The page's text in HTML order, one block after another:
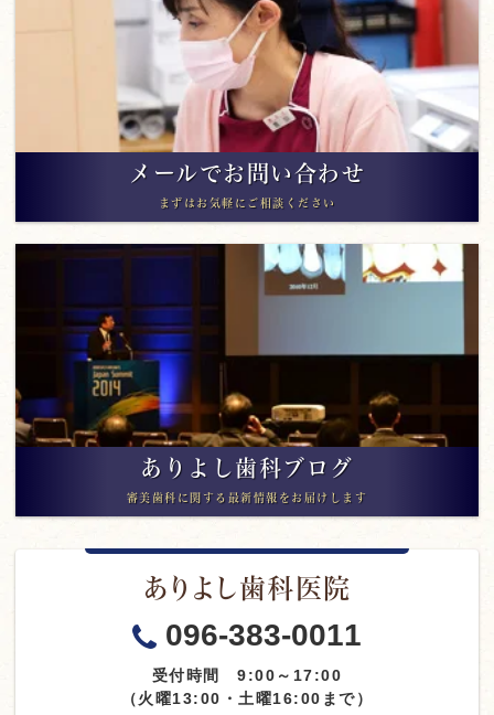
メールでお問い合わせ
まずはお気軽にご相談ください
ありよし歯科ブログ
審美歯科に関する最新情報をお届けします
ありよし歯科医院
096-383-0011
受付時間 9:00～17:00
（火曜13:00・土曜16:00まで）